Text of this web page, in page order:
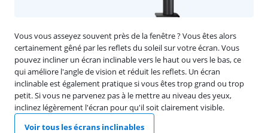
Vous vous asseyez souvent près de la fenêtre ? Vous êtes alors
certainement gêné par les reflets du soleil sur votre écran. Vous
pouvez incliner un écran inclinable vers le haut ou vers le bas, ce
qui améliore l'angle de vision et réduit les reflets. Un écran
inclinable est également pratique si vous êtes trop grand ou trop
petit. Si vous ne parvenez pas à le mettre au niveau des yeux,
inclinez légèrement l'écran pour qu'il soit clairement visible.
Voir tous les écrans inclinables